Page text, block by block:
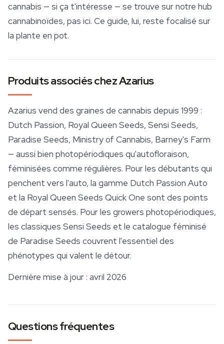
cannabis — si ça t'intéresse — se trouve sur notre hub
cannabinoïdes, pas ici. Ce guide, lui, reste focalisé sur
la plante en pot.
Produits associés chez Azarius
Azarius vend des graines de cannabis depuis 1999 :
Dutch Passion, Royal Queen Seeds, Sensi Seeds,
Paradise Seeds, Ministry of Cannabis, Barney's Farm
— aussi bien photopériodiques qu'autofloraison,
féminisées comme régulières. Pour les débutants qui
penchent vers l'auto, la gamme Dutch Passion Auto
et la Royal Queen Seeds Quick One sont des points
de départ sensés. Pour les growers photopériodiques,
les classiques Sensi Seeds et le catalogue féminisé
de Paradise Seeds couvrent l'essentiel des
phénotypes qui valent le détour.
Dernière mise à jour : avril 2026
Questions fréquentes